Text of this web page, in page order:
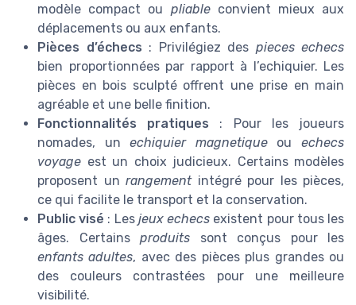
modèle compact ou pliableconvient mieux aux
déplacements ou aux enfants.
Pièces d’échecs : Privilégiez des pieces echecs
bien proportionnées par rapport à l’echiquier. Les
pièces en bois sculpté offrent une prise en main
agréable et une belle finition.
Fonctionnalités pratiques : Pour les joueurs
nomades, unechiquier magnetiqueouechecs
voyage est un choix judicieux. Certains modèles
proposent un rangementintégré pour les pièces,
ce qui facilite le transport et la conservation.
Public visé : Les jeux echecs existent pour tous les
âges. Certains produits sont conçus pour les
enfants adultes, avec des pièces plus grandes ou
des couleurs contrastées pour une meilleure
visibilité.